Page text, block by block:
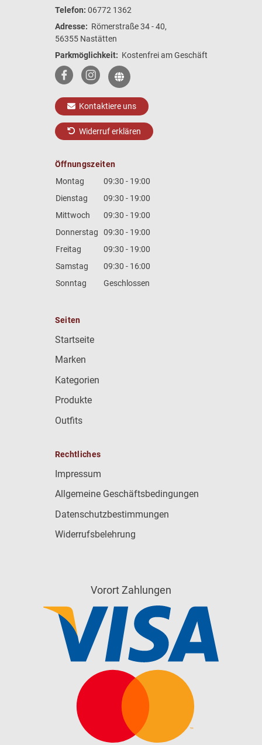
Telefon: 06772 1362
Adresse: Römerstraße 34 - 40,
56355 Nastätten
Parkmöglichkeit: Kostenfrei am Geschäft
Kontaktiere uns
Widerruf erklären
Öffnungszeiten
Montag
09:30 - 19:00
Dienstag
09:30 - 19:00
Mittwoch
09:30 - 19:00
Donnerstag
09:30 - 19:00
Freitag
09:30 - 19:00
Samstag
09:30 - 16:00
Sonntag
Geschlossen
Seiten
Startseite
Marken
Kategorien
Produkte
Outfits
Rechtliches
Impressum
Allgemeine Geschäftsbedingungen
Datenschutzbestimmungen
Widerrufsbelehrung
Vorort Zahlungen